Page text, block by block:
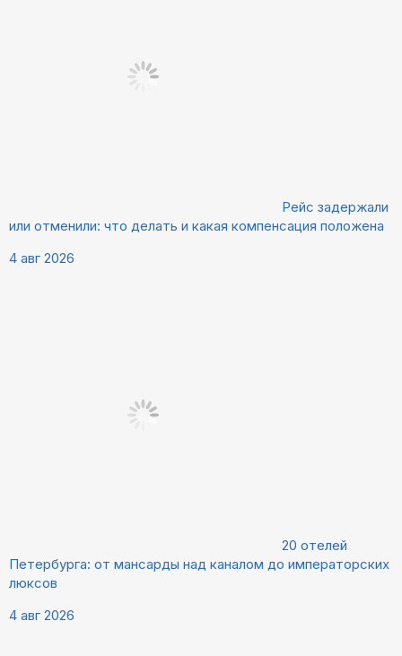
Рейс задержали
или отменили: что делать и какая компенсация положена
4 авг 2026
20 отелей
Петербурга: от мансарды над каналом до императорских
люксов
4 авг 2026